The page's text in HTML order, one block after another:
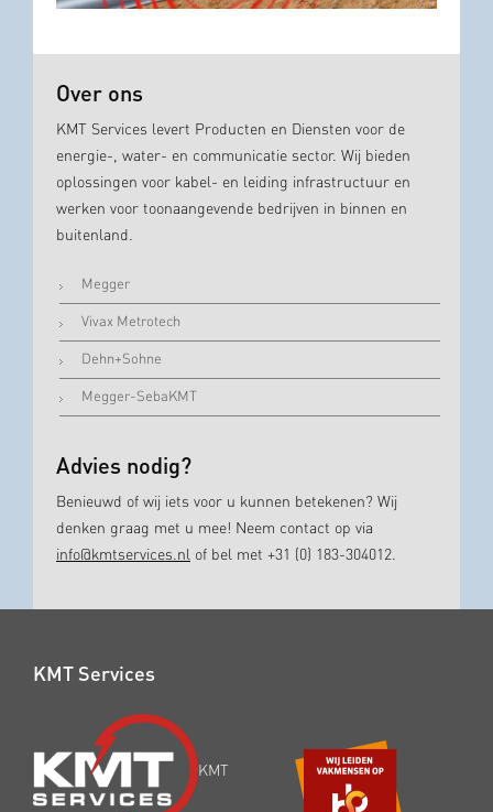
Over ons
KMT Services levert Producten en Diensten voor de
energie-, water- en communicatie sector. Wij bieden
oplossingen voor kabel- en leiding infrastructuur en
werken voor toonaangevende bedrijven in binnen en
buitenland.
Megger
Vivax Metrotech
Dehn+Sohne
Megger-SebaKMT
Advies nodig?
Benieuwd of wij iets voor u kunnen betekenen? Wij
denken graag met u mee! Neem contact op via
info@kmtservices.nl of bel met +31 (0) 183-304012.
KMT Services
KMT